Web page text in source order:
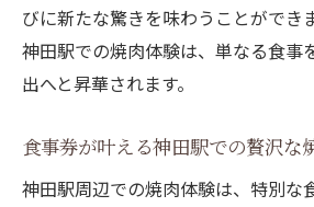
びに新たな驚きを味わうことができ
神田駅での焼肉体験は、単なる食事
出へと昇華されます。
食事券が叶える神田駅での贅沢な
神田駅周辺での焼肉体験は、特別な